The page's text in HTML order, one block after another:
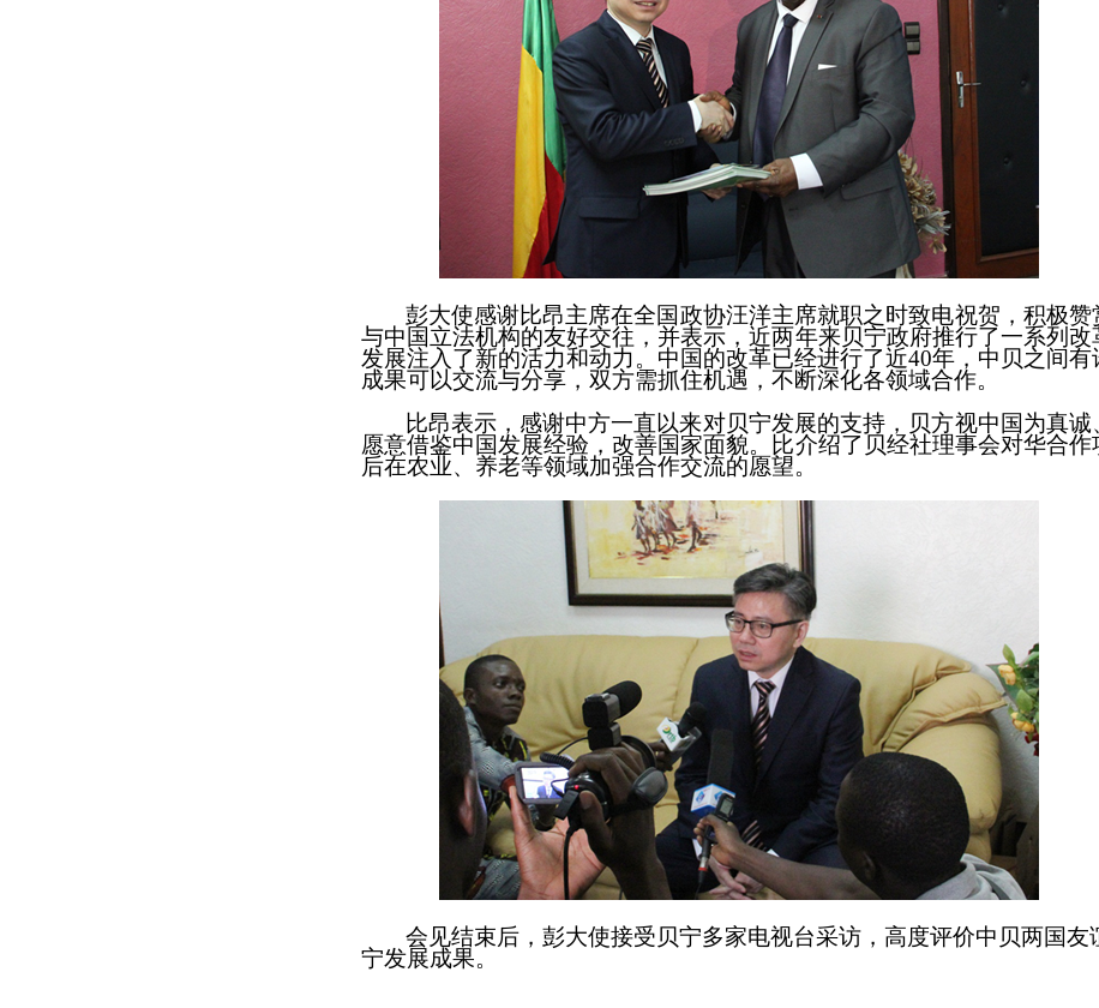
彭大使感谢比昂主席在全国政协汪洋主席就职之时致电祝贺，积极
与中国立法机构的友好交往，并表示 ，近两年来贝宁政府推行了一系列改
发展注入 了新的活力和动力。中国的改革已经进行了近40年，中贝之间
成果可以交流与分享，双方需抓住机遇，不断深化各领域合作。
比昂表示，感谢中方一直以来对贝宁发展的支持，贝方视中国为真诚
愿意借鉴中国发展经验，改善国家面貌。比介绍了贝经社理事会对华合作
后在农业、养老等领域加强合作交流的愿望。
会见结束后，彭大使接受贝宁多家电视台采访， 高度评价中贝两国友
宁发展成果。